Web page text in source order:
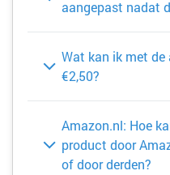
aangepast nadat
Wat kan ik met
€2,50?
Amazon.nl: Hoe
product door
of door derden?